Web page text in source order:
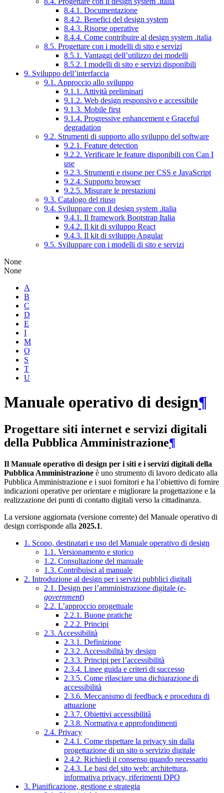
8.4.1. Documentazione
8.4.2. Benefici del design system
8.4.3. Risorse operative
8.4.4. Come contribuire al design system .italia
8.5. Progettare con i modelli di sito e servizi
8.5.1. Vantaggi dell’utilizzo dei modelli
8.5.2. I modelli di sito e servizi disponibili
9. Sviluppo dell’interfaccia
9.1. Approccio allo sviluppo
9.1.1. Attività preliminari
9.1.2. Web design responsivo e accessibile
9.1.3. Mobile first
9.1.4. Progressive enhancement e Graceful
degradation
9.2. Strumenti di supporto allo sviluppo del software
9.2.1. Feature detection
9.2.2. Verificare le feature disponibili con Can I
use
9.2.3. Strumenti e risorse per CSS e JavaScript
9.2.4. Supporto browser
9.2.5. Misurare le prestazioni
9.3. Catalogo del riuso
9.4. Sviluppare con il design system .italia
9.4.1. Il framework Bootstrap Italia
9.4.2. Il kit di sviluppo React
9.4.3. Il kit di sviluppo Angular
9.5. Sviluppare con i modelli di sito e servizi
None
None
A
B
C
D
E
I
M
O
S
T
U
Manuale operativo di design¶
Progettare siti internet e servizi digitali
della Pubblica Amministrazione¶
Il Manuale operativo di design per i siti e i servizi digitali della
Pubblica Amministrazione è uno strumento di lavoro dedicato alla
Pubblica Amministrazione e i suoi fornitori e ha l’obiettivo di fornire
indicazioni operative per orientare e migliorare la progettazione e la
realizzazione dei punti di contatto digitali verso la cittadinanza.
La versione aggiornata (versione corrente) del Manuale operativo di
design corrisponde alla 2025.1.
1. Scopo, destinatari e uso del Manuale operativo di design
1.1. Versionamento e storico
1.2. Consultazione del manuale
1.3. Contribuisci al manuale
2. Introduzione al design per i servizi pubblici digitali
2.1. Design per l’amministrazione digitale (e-
government)
2.2. L’approccio progettuale
2.2.1. Buone pratiche
2.2.2. Principi
2.3. Accessibilità
2.3.1. Definizione
2.3.2. Accessibilità by design
2.3.3. Principi per l’accessibilità
2.3.4. Linee guida e criteri di successo
2.3.5. Come rilasciare una dichiarazione di
accessibilità
2.3.6. Meccanismo di feedback e procedura di
attuazione
2.3.7. Obiettivi accessibilità
2.3.8. Normativa e approfondimenti
2.4. Privacy
2.4.1. Come rispettare la privacy sin dalla
progettazione di un sito o servizio digitale
2.4.2. Richiedi il consenso quando necessario
2.4.3. Le basi del sito web: architettura,
informativa privacy, riferimenti DPO
3. Pianificazione, gestione e strategia